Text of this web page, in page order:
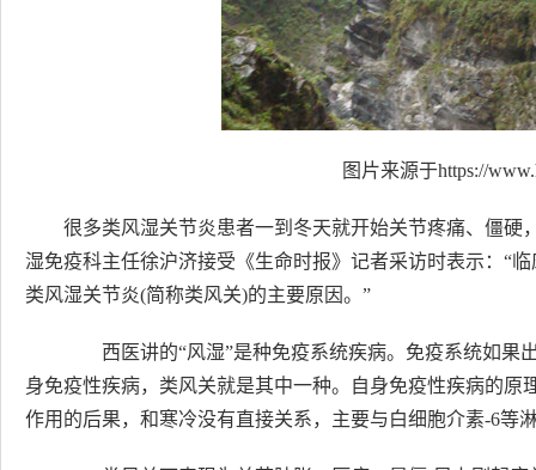
图片来源于https://
很多类风湿关节炎患者一到冬天就开始关节疼痛、僵
湿免疫科主任徐沪济接受《生命时报》记者采访时表示：“
类风湿关节炎(简称类风关)的主要原因。”
西医讲的“风湿”是种免疫系统疾病。免疫系统如果
身免疫性疾病，类风关就是其中一种。自身免疫性疾病的
作用的后果，和寒冷没有直接关系，主要与白细胞介素-6等